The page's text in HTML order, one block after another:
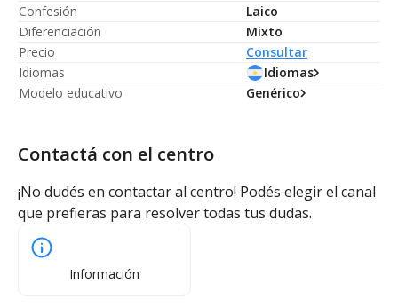
Confesión
Laico
Diferenciación
Mixto
Precio
Consultar
Idiomas
Idiomas
Modelo educativo
Genérico
Contactá con el centro
¡No dudés en contactar al centro! Podés elegir el canal
que prefieras para resolver todas tus dudas.
Información